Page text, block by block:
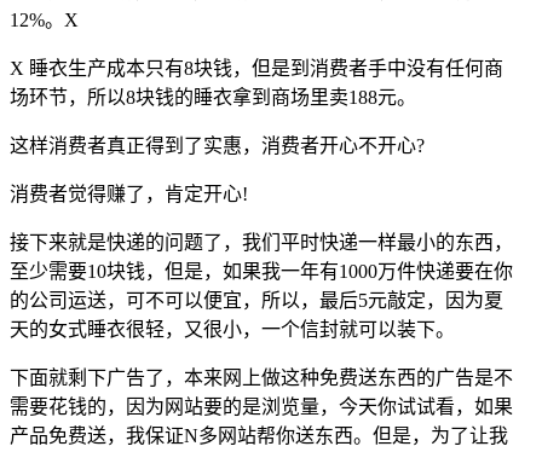
12%。X
X 睡衣生产成本只有8块钱，但是到消费者手中没有任何商
场环节，所以8块钱的睡衣拿到商场里卖188元。
这样消费者真正得到了实惠，消费者开心不开心?
消费者觉得赚了，肯定开心!
接下来就是快递的问题了，我们平时快递一样最小的东西，
至少需要10块钱，但是，如果我一年有1000万件快递要在你
的公司运送，可不可以便宜，所以，最后5元敲定，因为夏
天的女式睡衣很轻，又很小，一个信封就可以装下。
下面就剩下广告了，本来网上做这种免费送东西的广告是不
需要花钱的，因为网站要的是浏览量，今天你试试看，如果
产品免费送，我保证N多网站帮你送东西。但是，为了让我